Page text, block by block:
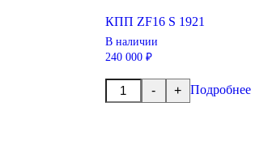
КПП ZF16 S 1921
В наличии
240 000 ₽
-
Количество
товара
+ Подробнее